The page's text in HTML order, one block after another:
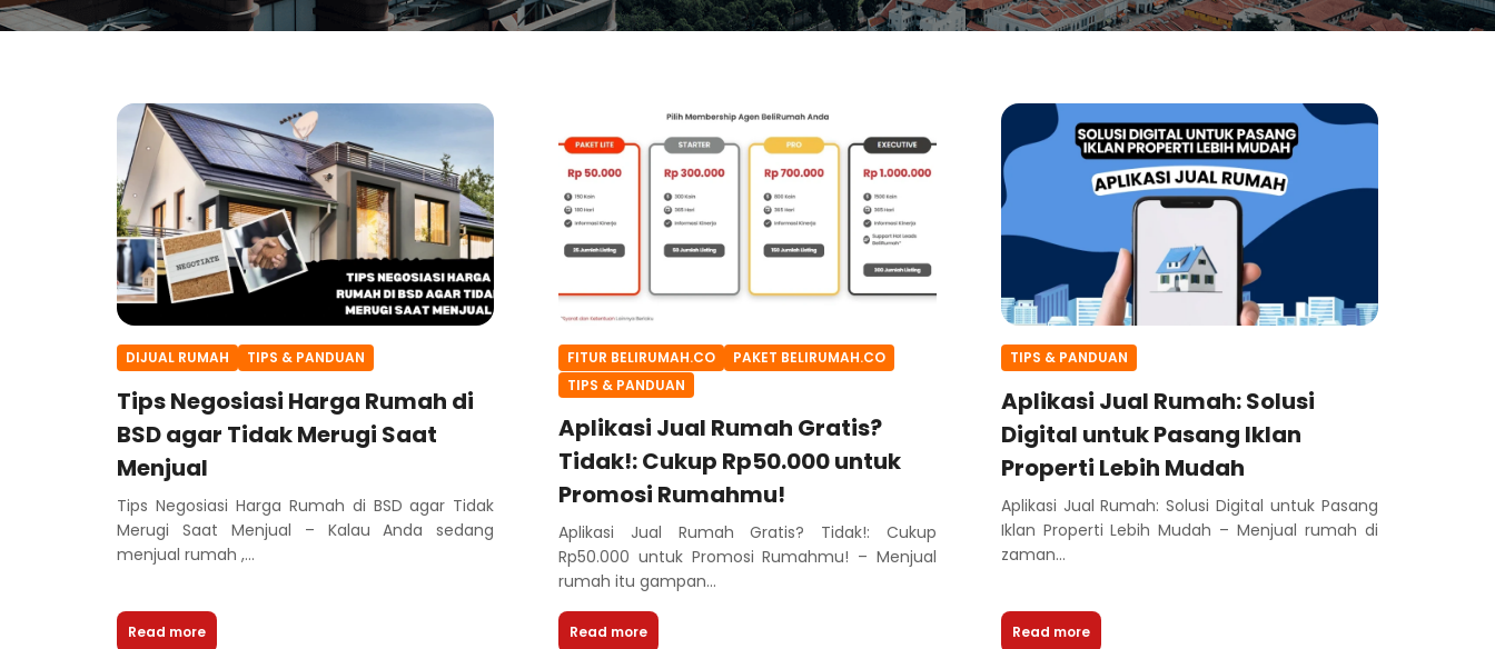
DIJUAL RUMAH TIPS & PANDUAN
Tips Negosiasi Harga Rumah di
BSD agar Tidak Merugi Saat
Menjual
Tips Negosiasi Harga Rumah di BSD agar Tidak
Merugi Saat Menjual – Kalau Anda sedang
menjual rumah ,...
Read more
FITUR BELIRUMAH.CO
PAKET BELIRUMAH.CO
TIPS & PANDUAN
Aplikasi Jual Rumah Gratis?
Tidak!: Cukup Rp50.000 untuk
Promosi Rumahmu!
Aplikasi Jual Rumah Gratis? Tidak!: Cukup
Rp50.000 untuk Promosi Rumahmu! – Menjual
rumah itu gampan...
Read more
TIPS & PANDUAN
Aplikasi Jual Rumah: Solusi
Digital untuk Pasang Iklan
Properti Lebih Mudah
Aplikasi Jual Rumah: Solusi Digital untuk Pasang
Iklan Properti Lebih Mudah – Menjual rumah di
zaman...
Read more